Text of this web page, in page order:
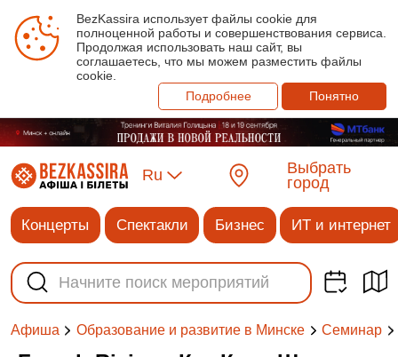
BezKassira использует файлы cookie для
полноценной работы и совершенствования сервиса.
Продолжая использовать наш сайт, вы
соглашаетесь, что мы можем разместить файлы
cookie.
Подробнее
Понятно
Ru
Выбрать
город
Концерты Спектакли Бизнес ИТ и интернет
Афиша Образование и развитие в Минске Семинар